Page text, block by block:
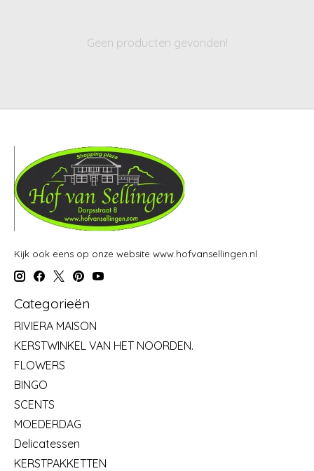
Geen producten gevonden!
Kijk ook eens op onze website www.hofvansellingen.nl
Categorieën
RIVIERA MAISON
KERSTWINKEL VAN HET NOORDEN.
FLOWERS
BINGO
SCENTS
MOEDERDAG
Delicatessen
KERSTPAKKETTEN